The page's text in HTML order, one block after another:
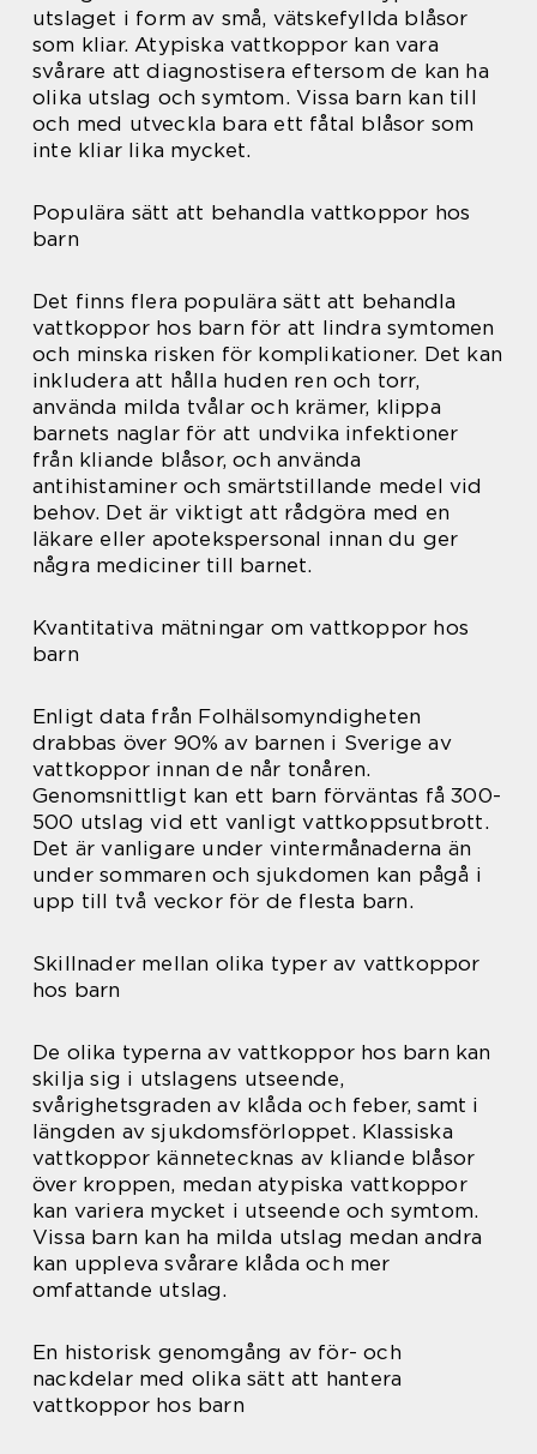
utslaget i form av små, vätskefyllda blåsor
som kliar. Atypiska vattkoppor kan vara
svårare att diagnostisera eftersom de kan ha
olika utslag och symtom. Vissa barn kan till
och med utveckla bara ett fåtal blåsor som
inte kliar lika mycket.
Populära sätt att behandla vattkoppor hos
barn
Det finns flera populära sätt att behandla
vattkoppor hos barn för att lindra symtomen
och minska risken för komplikationer. Det kan
inkludera att hålla huden ren och torr,
använda milda tvålar och krämer, klippa
barnets naglar för att undvika infektioner
från kliande blåsor, och använda
antihistaminer och smärtstillande medel vid
behov. Det är viktigt att rådgöra med en
läkare eller apotekspersonal innan du ger
några mediciner till barnet.
Kvantitativa mätningar om vattkoppor hos
barn
Enligt data från Folhälsomyndigheten
drabbas över 90% av barnen i Sverige av
vattkoppor innan de når tonåren.
Genomsnittligt kan ett barn förväntas få 300-
500 utslag vid ett vanligt vattkoppsutbrott.
Det är vanligare under vintermånaderna än
under sommaren och sjukdomen kan pågå i
upp till två veckor för de flesta barn.
Skillnader mellan olika typer av vattkoppor
hos barn
De olika typerna av vattkoppor hos barn kan
skilja sig i utslagens utseende,
svårighetsgraden av klåda och feber, samt i
längden av sjukdomsförloppet. Klassiska
vattkoppor kännetecknas av kliande blåsor
över kroppen, medan atypiska vattkoppor
kan variera mycket i utseende och symtom.
Vissa barn kan ha milda utslag medan andra
kan uppleva svårare klåda och mer
omfattande utslag.
En historisk genomgång av för- och
nackdelar med olika sätt att hantera
vattkoppor hos barn